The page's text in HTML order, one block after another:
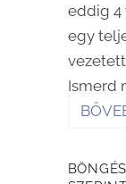
eddig 4
egy
Ismerd